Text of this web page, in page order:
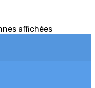
affichées